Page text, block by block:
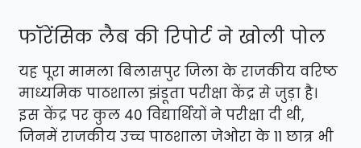
​फॉरेंसिक लैब की रिपोर्ट ने खोली पोल
​यह पूरा मामला बिलासपुर जिला के राजकीय वरिष्ठ
माध्यमिक पाठशाला झंडूता परीक्षा केंद्र से जुड़ा है।
इस केंद्र पर कुल 40 विद्यार्थियों ने परीक्षा दी थी,
जिनमें राजकीय उच्च पाठशाला जेओरा के 11 छात्र भी